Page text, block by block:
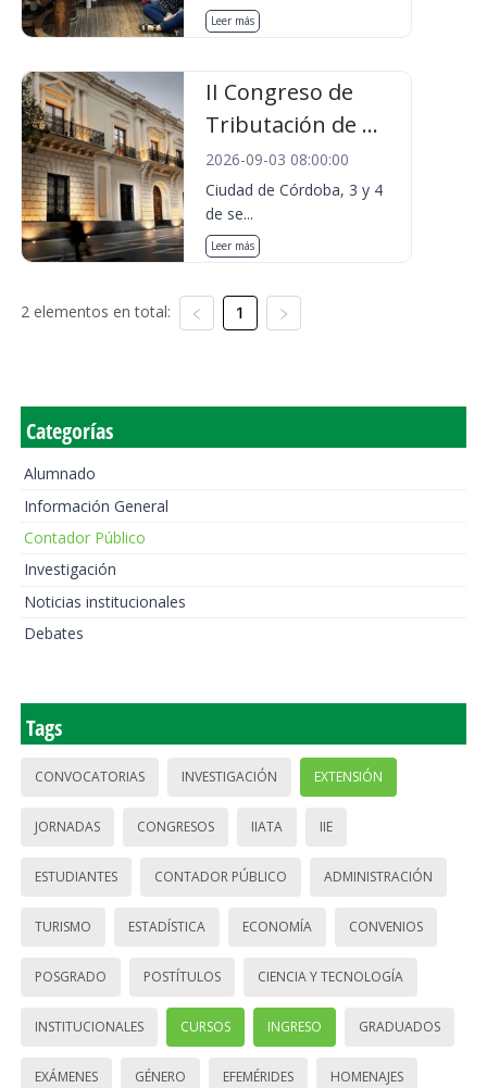
Leer más
II Congreso de
Tributación de ...
2026-09-03 08:00:00
Ciudad de Córdoba, 3 y 4
de se...
Leer más
2 elementos en total: 1
Categorías
Alumnado
Información General
Contador Público
Investigación
Noticias institucionales
Debates
Tags
CONVOCATORIAS INVESTIGACIÓN EXTENSIÓN
JORNADAS CONGRESOS IIATA IIE
ESTUDIANTES CONTADOR PÚBLICO ADMINISTRACIÓN
TURISMO ESTADÍSTICA ECONOMÍA CONVENIOS
POSGRADO POSTÍTULOS CIENCIA Y TECNOLOGÍA
INSTITUCIONALES CURSOS INGRESO GRADUADOS
EXÁMENES GÉNERO EFEMÉRIDES HOMENAJES